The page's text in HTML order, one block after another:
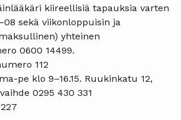
kiireellisiä tapauksia varten
sekä viikonloppuisin ja
yhteinen
0600 14499.
112
pe klo 9–16.15. Ruukinkatu 12,
0295 430 331